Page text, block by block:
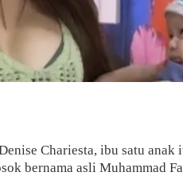
Chariesta, ibu satu anak
bernama asli Muhammad